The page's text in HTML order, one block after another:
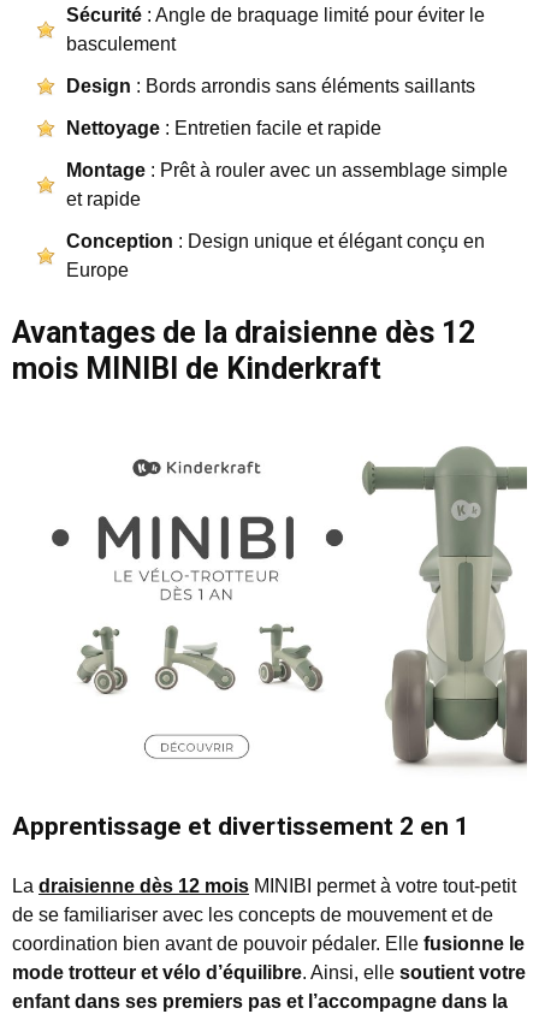
Sécurité : Angle de braquage limité pour éviter le
basculement
Design : Bords arrondis sans éléments saillants
Nettoyage : Entretien facile et rapide
Montage : Prêt à rouler avec un assemblage simple
et rapide
Conception : Design unique et élégant conçu en
Europe
Avantages de la draisienne dès 12
mois MINIBI de Kinderkraft
Apprentissage et divertissement 2 en 1
La draisienne dès 12 mois MINIBI permet à votre tout-petit
de se familiariser avec les concepts de mouvement et de
coordination bien avant de pouvoir pédaler. Elle fusionne le
mode trotteur et vélo d’équilibre. Ainsi, elle soutient votre
enfant dans ses premiers pas et l’accompagne dans la